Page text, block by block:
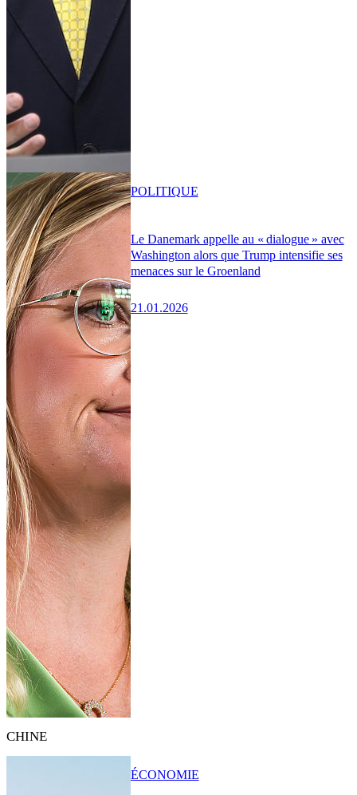
Le Danemark appelle au « dialogue » avec
Washington alors que Trump intensifie ses
menaces sur le Groenland
21.01.2026
POLITIQUE
CHINE
ÉCONOMIE